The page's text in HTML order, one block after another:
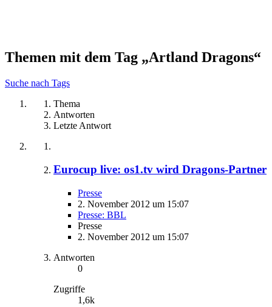
Themen mit dem Tag „Artland Dragons“
Suche nach Tags
Thema
Antworten
Letzte Antwort
Eurocup live: os1.tv wird Dragons-Partner
Presse
2. November 2012 um 15:07
Presse: BBL
Presse
2. November 2012 um 15:07
Antworten
0
Zugriffe
1,6k